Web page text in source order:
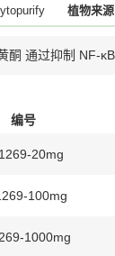
植物来
通过抑制 NF-
编号
20mg
100mg
1000mg